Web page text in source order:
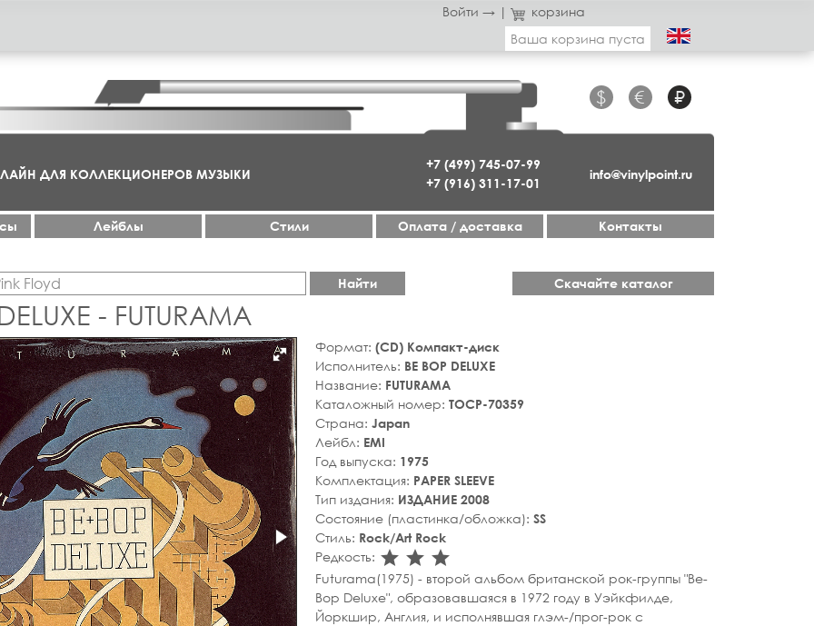
Войти → |
корзина
Ваша корзина пуста
+7 (499) 745-07-99
+7 (916) 311-17-01
$ € ₽
info@vinylpoint.ru
ДЛЯ КОЛЛЕКЦИОНЕРОВ МУЗЫКИ
Лейблы Стили Оплата / доставка Контакты
Найти Скачайте каталог
- FUTURAMA
Формат: (CD) Компакт-диск
Исполнитель: BE BOP DELUXE
Название: FUTURAMA
Каталожный номер: TOCP-70359
Страна: Japan
Лейбл: EMI
Год выпуска: 1975
Комплектация: PAPER SLEEVE
Тип издания: ИЗДАНИЕ 2008
Состояние (пластинка/обложка): SS
Стиль: Rock/Art Rock
Редкость: star_rate
star_rate
star_rate
Futurama(1975) - второй альбом британской рок-группы "Be-
Bop Deluxe", образовавшаяся в 1972 году в Уэйкфилде,
Йоркшир, Англия, и исполнявшая глэм-/прог-рок с